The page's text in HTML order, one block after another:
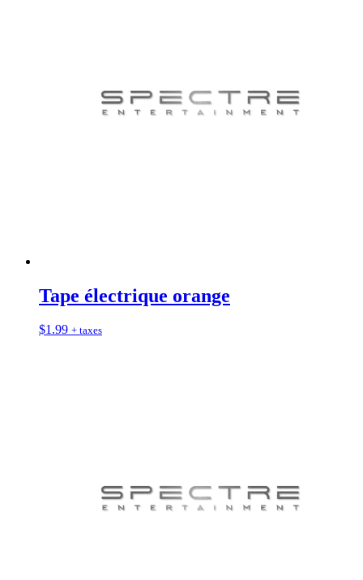
Tape électrique orange
$1.99 + taxes